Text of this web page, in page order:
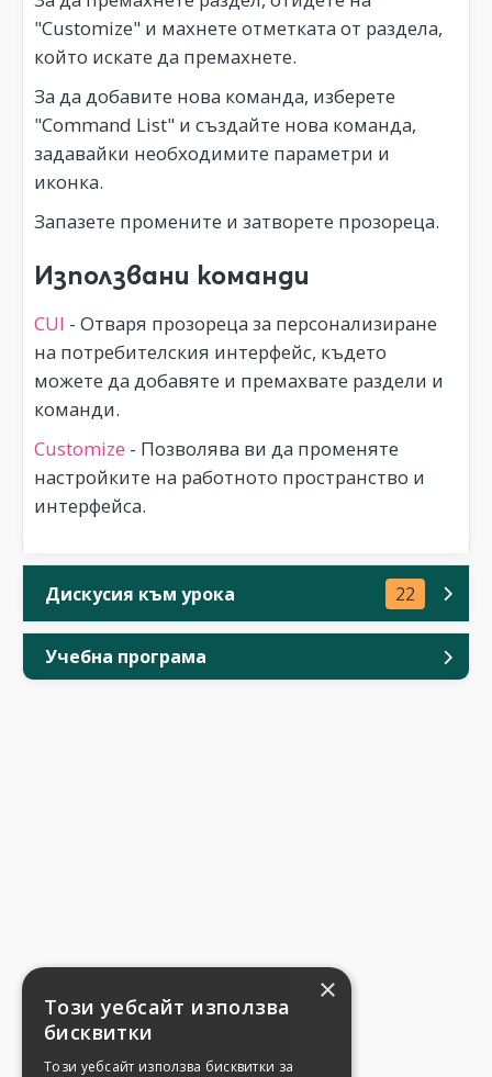
"Customize" и махнете отметката от раздела,
който искате да премахнете.
За да добавите нова команда, изберете
"Command List" и създайте нова команда,
задавайки необходимите параметри и
иконка.
Запазете промените и затворете прозореца.
Използвани команди
CUI - Отваря прозореца за персонализиране
на потребителския интерфейс, където
можете да добавяте и премахвате раздели и
команди.
Customize - Позволява ви да променяте
настройките на работното пространство и
интерфейса.
Дискусия към урока 22
Учебна програма
×
Този уебсайт използва
бисквитки
Този уебсайт използва бисквитки за